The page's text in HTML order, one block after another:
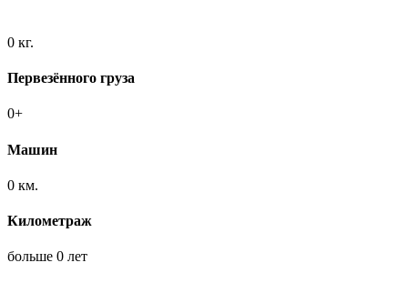
0 кг.
Первезённого груза
0+
Машин
0 км.
Километраж
больше 0 лет